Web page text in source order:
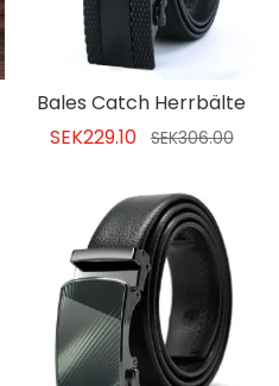
Bales Catch Herrbälte
SEK229.10 SEK306.00